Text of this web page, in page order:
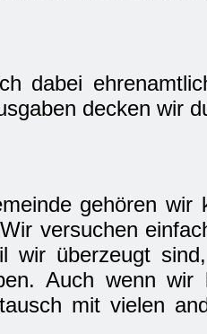
dabei
decken wir
gehören
versuchen
wir überzeugt
Auch wenn
mit vielen